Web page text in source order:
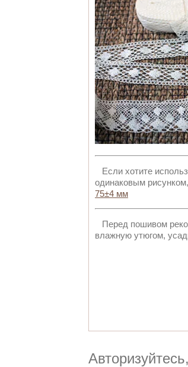
Если хотите
одинаковым
75±4 мм
Перед пошивом
влажную утюгом,